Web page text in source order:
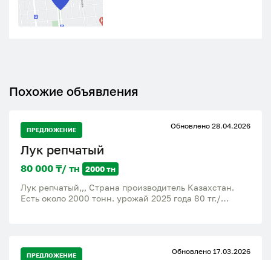
Похожие объявления
ПРЕДЛОЖЕНИЕ Обновлено 28.04.2026
Лук репчатый
80 000 ₸/ тн 2000 тн
Лук репчатый,,, Страна производитель Казахстан.
Есть около 2000 тонн. урожай 2025 года 80 тг./
ПРЕДЛОЖЕНИЕ Обновлено 17.03.2026